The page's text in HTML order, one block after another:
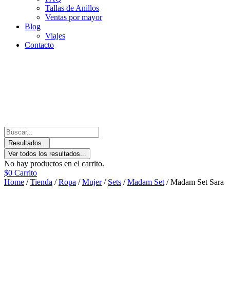
Tallas de Anillos
Ventas por mayor
Blog
Viajes
Contacto
Resultados..
Ver todos los resultados...
No hay productos en el carrito.
$0 Carrito
Home /Tienda /Ropa /Mujer/ Sets /Madam Set / Madam Set Sara